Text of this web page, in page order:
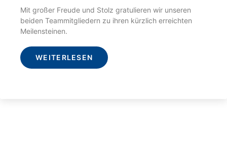
Mit großer Freude und Stolz gratulieren wir unseren
beiden Teammitgliedern zu ihren kürzlich erreichten
Meilensteinen.
WEITERLESEN